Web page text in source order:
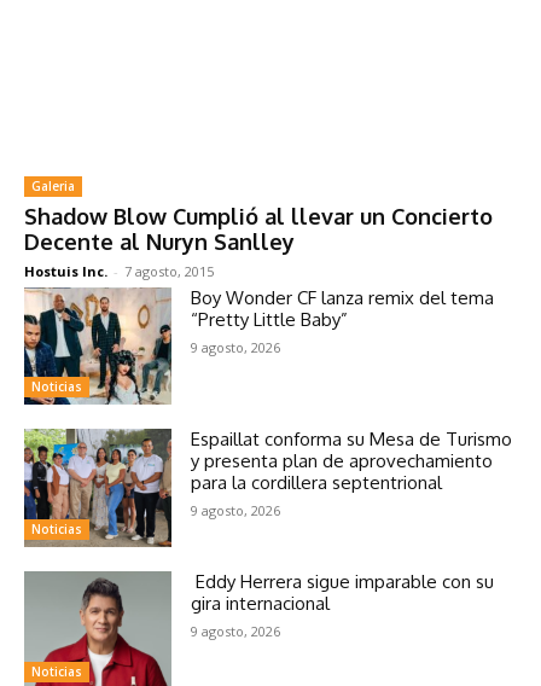
Galeria
Shadow Blow Cumplió al llevar un Concierto
Decente al Nuryn Sanlley
Hostuis Inc. - 7 agosto, 2015
Noticias
Boy Wonder CF lanza remix del tema
“Pretty Little Baby”
9 agosto, 2026
Noticias
Espaillat conforma su Mesa de Turismo
y presenta plan de aprovechamiento
para la cordillera septentrional
9 agosto, 2026
Noticias
Eddy Herrera sigue imparable con su
gira internacional
9 agosto, 2026